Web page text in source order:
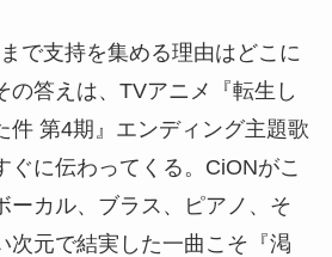
で支持を集める理由はどこに
の答えは、TVアニメ『転生し
件 第4期』エンディング主題歌
ぐに伝わってくる。CiONがこ
ーカル、ブラス、ピアノ、そ
次元で結実した一曲こそ『渇